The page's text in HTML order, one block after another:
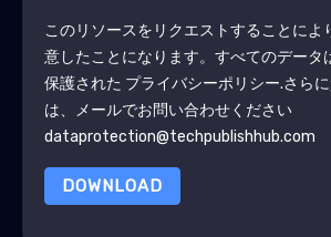
このリソースをリクエストすることによ
意したことになります。すべてのデータ
保護された プライバシーポリシー.さら
は、メールでお問い合わせください
dataprotection@techpublishhub.com
DOWNLOAD